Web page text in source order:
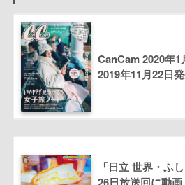
CanCam 2020年
2019年11月22日
「日立 世界・ふ